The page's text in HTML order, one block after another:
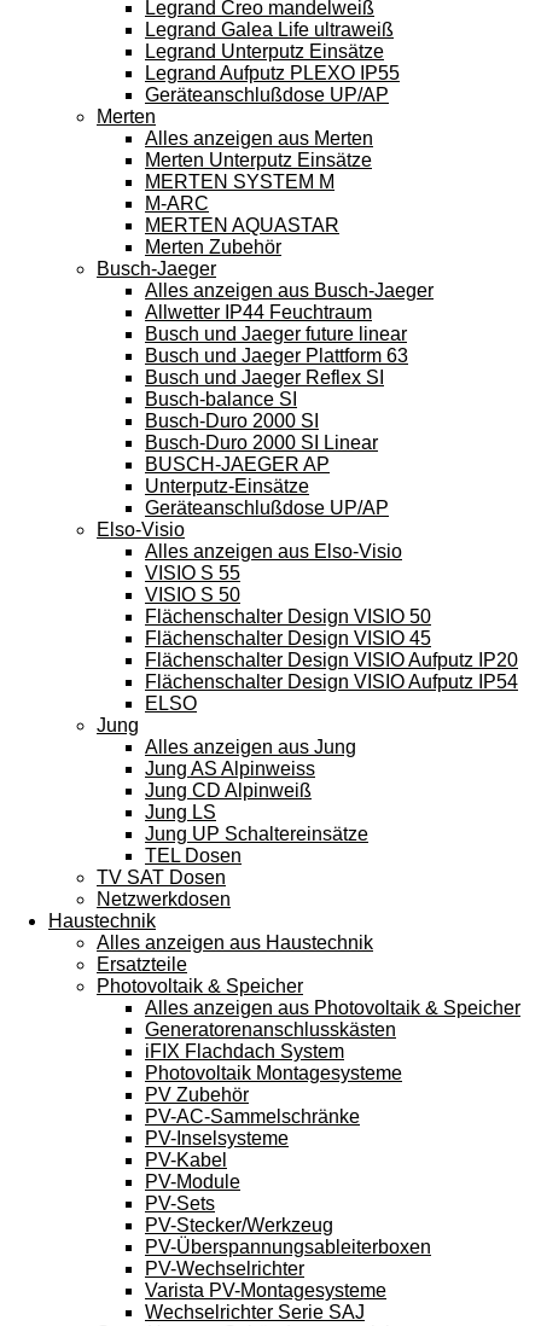
Legrand Creo mandelweiß
Legrand Galea Life ultraweiß
Legrand Unterputz Einsätze
Legrand Aufputz PLEXO IP55
Geräteanschlußdose UP/AP
Merten
Alles anzeigen aus Merten
Merten Unterputz Einsätze
MERTEN SYSTEM M
M-ARC
MERTEN AQUASTAR
Merten Zubehör
Busch-Jaeger
Alles anzeigen aus Busch-Jaeger
Allwetter IP44 Feuchtraum
Busch und Jaeger future linear
Busch und Jaeger Plattform 63
Busch und Jaeger Reflex SI
Busch-balance SI
Busch-Duro 2000 SI
Busch-Duro 2000 SI Linear
BUSCH-JAEGER AP
Unterputz-Einsätze
Geräteanschlußdose UP/AP
Elso-Visio
Alles anzeigen aus Elso-Visio
VISIO S 55
VISIO S 50
Flächenschalter Design VISIO 50
Flächenschalter Design VISIO 45
Flächenschalter Design VISIO Aufputz IP20
Flächenschalter Design VISIO Aufputz IP54
ELSO
Jung
Alles anzeigen aus Jung
Jung AS Alpinweiss
Jung CD Alpinweiß
Jung LS
Jung UP Schaltereinsätze
TEL Dosen
TV SAT Dosen
Netzwerkdosen
Haustechnik
Alles anzeigen aus Haustechnik
Ersatzteile
Photovoltaik & Speicher
Alles anzeigen aus Photovoltaik & Speicher
Generatorenanschlusskästen
iFIX Flachdach System
Photovoltaik Montagesysteme
PV Zubehör
PV-AC-Sammelschränke
PV-Inselsysteme
PV-Kabel
PV-Module
PV-Sets
PV-Stecker/Werkzeug
PV-Überspannungsableiterboxen
PV-Wechselrichter
Varista PV-Montagesysteme
Wechselrichter Serie SAJ